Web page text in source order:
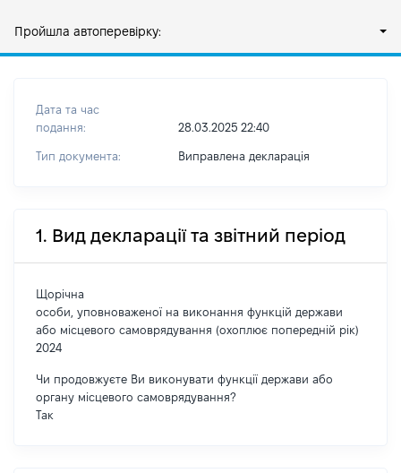
Пройшла автоперевірку:
Дата та час
подання:
28.03.2025 22:40
Тип документа: Виправлена декларація
1. Вид декларації та звітний період
Щорічна
особи, уповноваженої на виконання функцій держави
або місцевого самоврядування (охоплює попередній рік)
2024
Чи продовжуєте Ви виконувати функції держави або
органу місцевого самоврядування?
Так